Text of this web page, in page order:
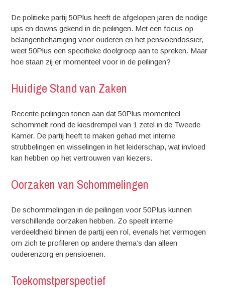
De politieke partij 50Plus heeft de afgelopen jaren de nodige
ups en downs gekend in de peilingen. Met een focus op
belangenbehartiging voor ouderen en het pensioendossier,
weet 50Plus een specifieke doelgroep aan te spreken. Maar
hoe staan zij er momenteel voor in de peilingen?
Huidige Stand van Zaken
Recente peilingen tonen aan dat 50Plus momenteel
schommelt rond de kiesdrempel van 1 zetel in de Tweede
Kamer. De partij heeft te maken gehad met interne
strubbelingen en wisselingen in het leiderschap, wat invloed
kan hebben op het vertrouwen van kiezers.
Oorzaken van Schommelingen
De schommelingen in de peilingen voor 50Plus kunnen
verschillende oorzaken hebben. Zo speelt interne
verdeeldheid binnen de partij een rol, evenals het vermogen
om zich te profileren op andere thema’s dan alleen
ouderenzorg en pensioenen.
Toekomstperspectief